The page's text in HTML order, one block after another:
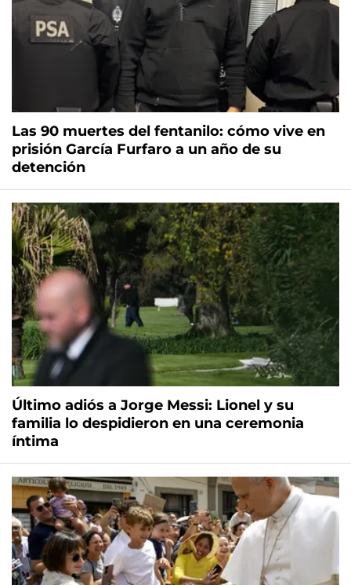
Las 90 muertes del fentanilo: cómo vive en
prisión García Furfaro a un año de su
detención
Último adiós a Jorge Messi: Lionel y su
familia lo despidieron en una ceremonia
íntima